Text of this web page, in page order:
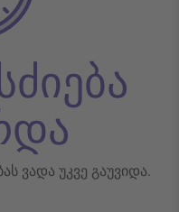
ვადა უკვე გაუვიდა.